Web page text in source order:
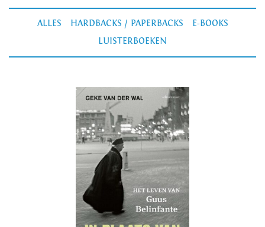
ALLES HARDBACKS / PAPERBACKS
E-BOOKS
LUISTERBOEKEN